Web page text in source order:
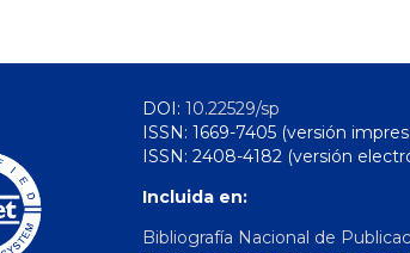
DOI: 10.22529/sp
ISSN: 1669-7405 (versión
ISSN: 2408-4182 (versión
Incluida en:
Bibliografía Nacional de